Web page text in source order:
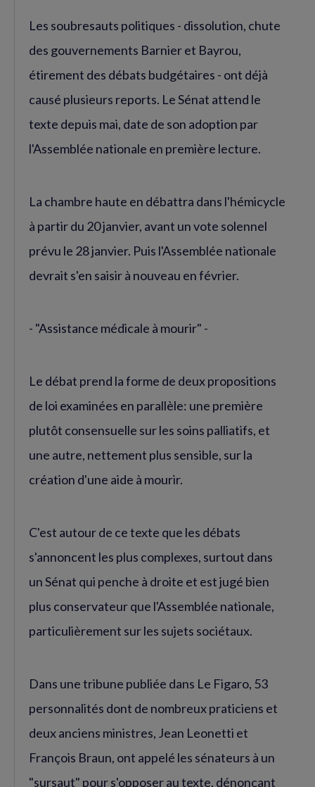
Les soubresauts politiques - dissolution, chute
des gouvernements Barnier et Bayrou,
étirement des débats budgétaires - ont déjà
causé plusieurs reports. Le Sénat attend le
texte depuis mai, date de son adoption par
l'Assemblée nationale en première lecture.
La chambre haute en débattra dans l'hémicycle
à partir du 20 janvier, avant un vote solennel
prévu le 28 janvier. Puis l'Assemblée nationale
devrait s'en saisir à nouveau en février.
- "Assistance médicale à mourir" -
Le débat prend la forme de deux propositions
de loi examinées en parallèle: une première
plutôt consensuelle sur les soins palliatifs, et
une autre, nettement plus sensible, sur la
création d'une aide à mourir.
C'est autour de ce texte que les débats
s'annoncent les plus complexes, surtout dans
un Sénat qui penche à droite et est jugé bien
plus conservateur que l'Assemblée nationale,
particulièrement sur les sujets sociétaux.
Dans une tribune publiée dans Le Figaro, 53
personnalités dont de nombreux praticiens et
deux anciens ministres, Jean Leonetti et
François Braun, ont appelé les sénateurs à un
"sursaut" pour s'opposer au texte, dénonçant